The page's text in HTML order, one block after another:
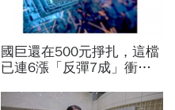
國巨還在500元掙扎，這檔
已連6漲「反彈7成」衝千
還有5成空間